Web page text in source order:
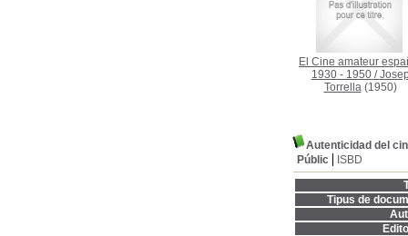
El Cine amateur
1930 - 1950/
Torrella(1950)
Autenticidad del
Públic
ISBD
Tipus de